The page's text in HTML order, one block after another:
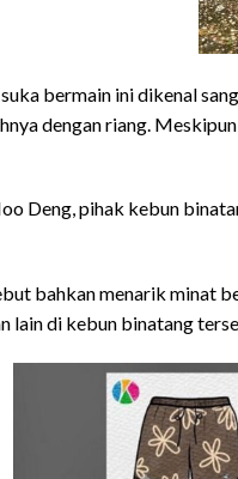
bermain ini dikenal
dengan riang.
Deng, pihak kebun
bahkan menarik minat
lain di kebun binatang